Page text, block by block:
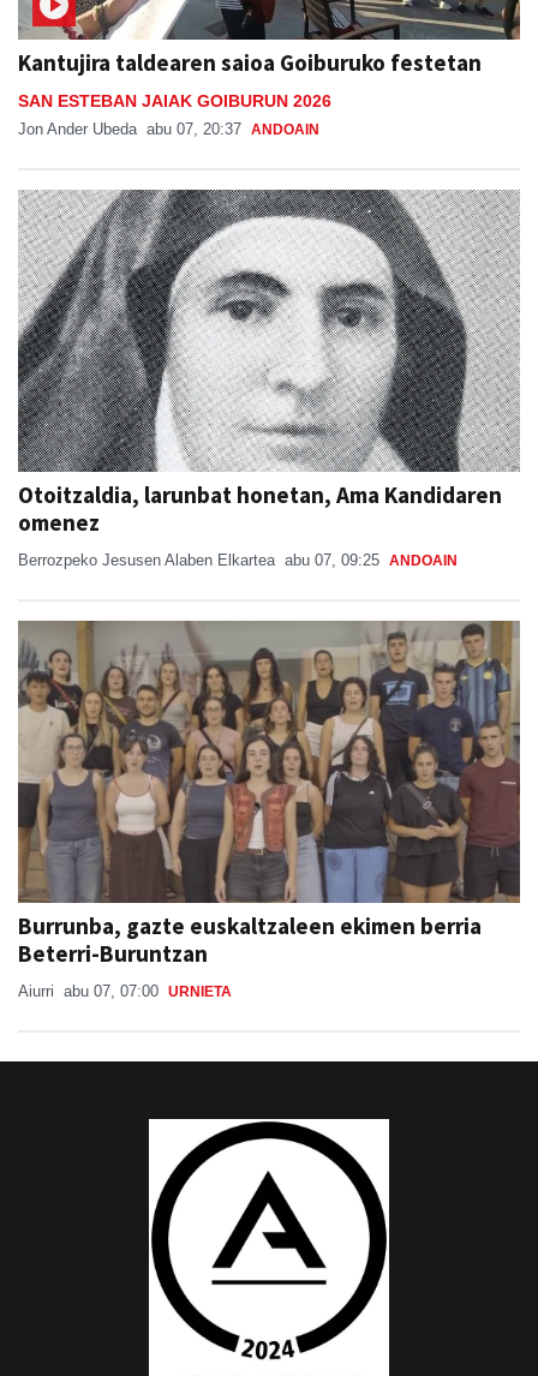
Kantujira taldearen saioa Goiburuko festetan
SAN ESTEBAN JAIAK GOIBURUN 2026
Jon Ander Ubeda abu 07, 20:37 ANDOAIN
Otoitzaldia, larunbat honetan, Ama Kandidaren
omenez
Berrozpeko Jesusen Alaben Elkartea abu 07, 09:25 ANDOAIN
Burrunba, gazte euskaltzaleen ekimen berria
Beterri-Buruntzan
Aiurri abu 07, 07:00 URNIETA